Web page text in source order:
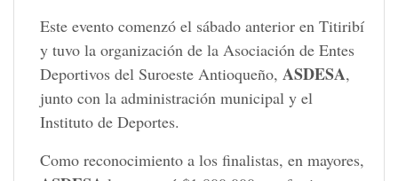
Este evento comenzó el sábado anterior en Titiribí
y tuvo la organización de la Asociación de Entes
Deportivos del Suroeste Antioqueño, ASDESA,
junto con la administración municipal y el
Instituto de Deportes.
Como reconocimiento a los finalistas, en mayores,